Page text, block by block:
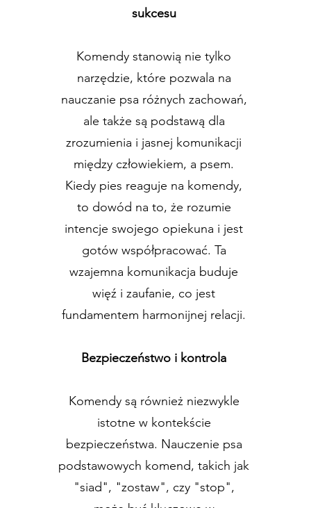
sukcesu
Komendy stanowią nie tylko
narzędzie, które pozwala na
nauczanie psa różnych zachowań,
ale także są podstawą dla
zrozumienia i jasnej komunikacji
między człowiekiem, a psem.
Kiedy pies reaguje na komendy,
to dowód na to, że rozumie
intencje swojego opiekuna i jest
gotów współpracować. Ta
wzajemna komunikacja buduje
więź i zaufanie, co jest
fundamentem harmonijnej relacji.
Bezpieczeństwo i kontrola
Komendy są również niezwykle
istotne w kontekście
bezpieczeństwa. Nauczenie psa
podstawowych komend, takich jak
"siad", "zostaw", czy "stop",